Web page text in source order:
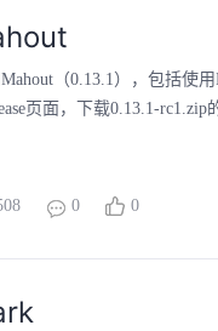
（0.13.1），包括使用
页面，下载0.13.1-
0 0